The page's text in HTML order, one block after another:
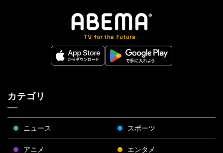
カテゴリ
ニュース スポーツ
アニメ エンタメ